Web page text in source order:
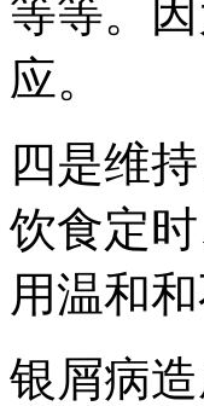
等等。
应。
四是维
饮食定
用温和
银屑病